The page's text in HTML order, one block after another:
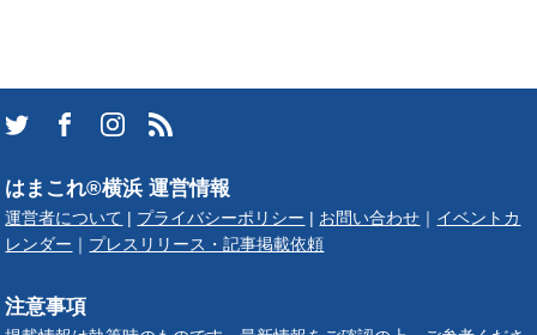
はまこれ®横浜 運営情報
運営者について プライバシーポリシー お問い合わせ
イベントカ
レンダー
プレスリリース・記事掲載依頼
注意事項